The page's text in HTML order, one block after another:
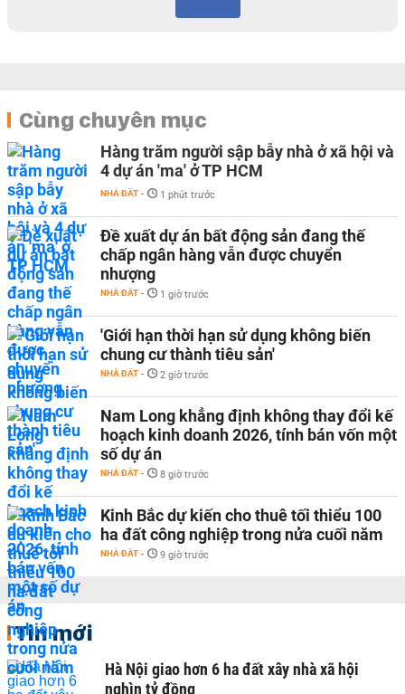
Cùng chuyên mục
Hàng trăm người sập bẫy nhà ở xã hội và
4 dự án 'ma' ở TP HCM
NHÀ ĐẤT - 1 phút trước
Đề xuất dự án bất động sản đang thế
chấp ngân hàng vẫn được chuyển
nhượng
NHÀ ĐẤT - 1 giờ trước
'Giới hạn thời hạn sử dụng không biến
chung cư thành tiêu sản'
NHÀ ĐẤT - 2 giờ trước
Nam Long khẳng định không thay đổi kế
hoạch kinh doanh 2026, tính bán vốn một
số dự án
NHÀ ĐẤT - 8 giờ trước
Kinh Bắc dự kiến cho thuê tối thiểu 100
ha đất công nghiệp trong nửa cuối năm
NHÀ ĐẤT - 9 giờ trước
Tin mới
Hà Nội giao hơn 6 ha đất xây nhà xã hội
nghìn tỷ đồng